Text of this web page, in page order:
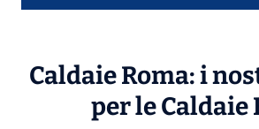
Caldaie Roma: i
per le Caldaie